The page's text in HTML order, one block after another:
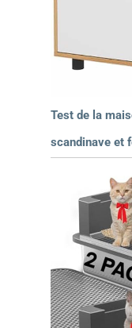
Test de la
scandinave et